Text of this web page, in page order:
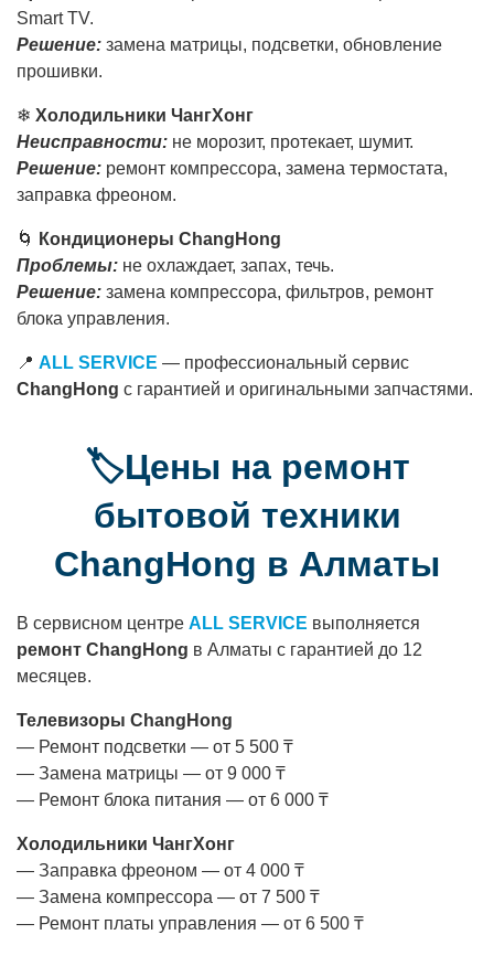
Smart TV.
Решение: замена матрицы, подсветки, обновление
прошивки.
❄ Холодильники ЧангХонг
Неисправности: не морозит, протекает, шумит.
Решение: ремонт компрессора, замена термостата,
заправка фреоном.
🌀
Кондиционеры ChangHong
Проблемы: не охлаждает, запах, течь.
Решение: замена компрессора, фильтров, ремонт
блока управления.
📍 ALL SERVICE — профессиональный сервис
ChangHong с гарантией и оригинальными запчастями.
🏷️Цены на ремонт
бытовой техники
ChangHong в Алматы
В сервисном центре ALL SERVICE выполняется
ремонт ChangHong в Алматы с гарантией до 12
месяцев.
Телевизоры ChangHong
— Ремонт подсветки — от 5 500 ₸
— Замена матрицы — от 9 000 ₸
— Ремонт блока питания — от 6 000 ₸
Холодильники ЧангХонг
— Заправка фреоном — от 4 000 ₸
— Замена компрессора — от 7 500 ₸
— Ремонт платы управления — от 6 500 ₸